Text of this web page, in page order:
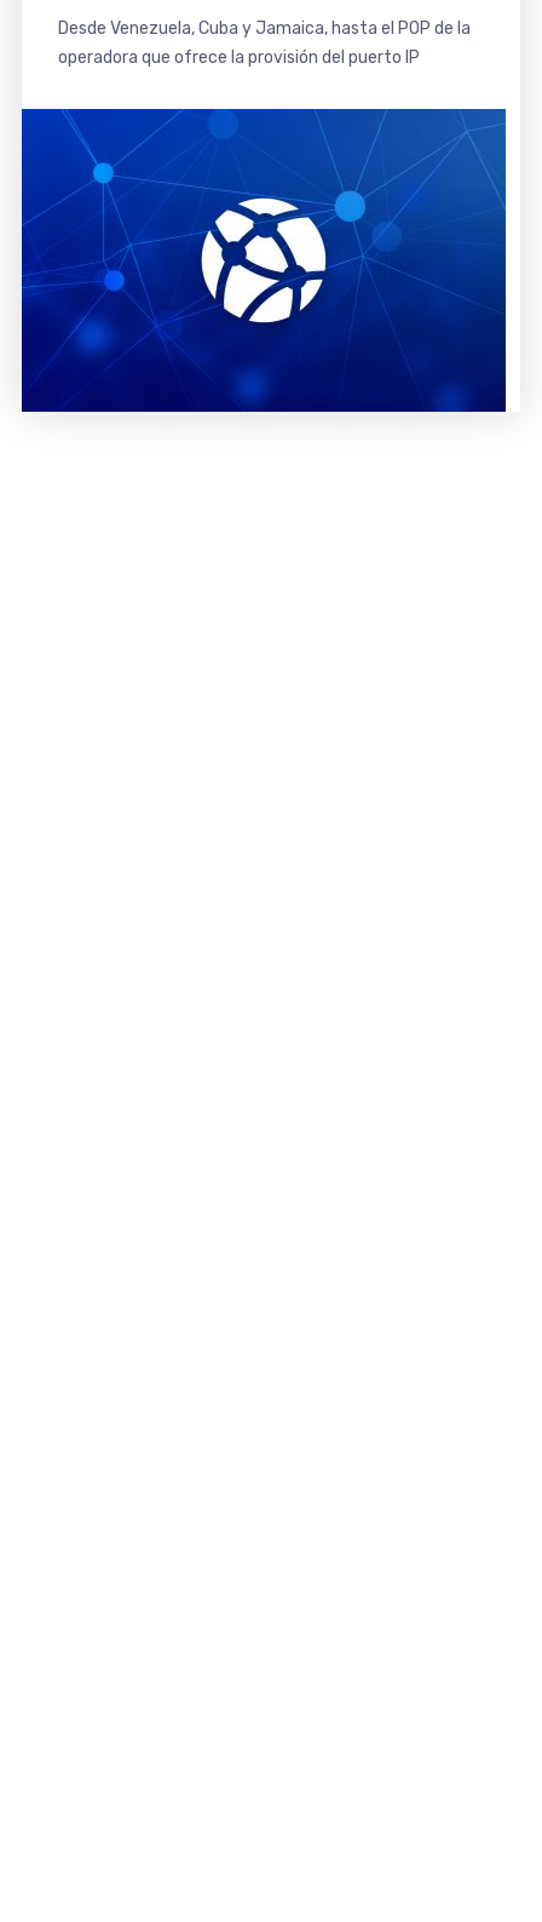
Desde Venezuela, Cuba y Jamaica, hasta el POP de la
operadora que ofrece la provisión del puerto IP